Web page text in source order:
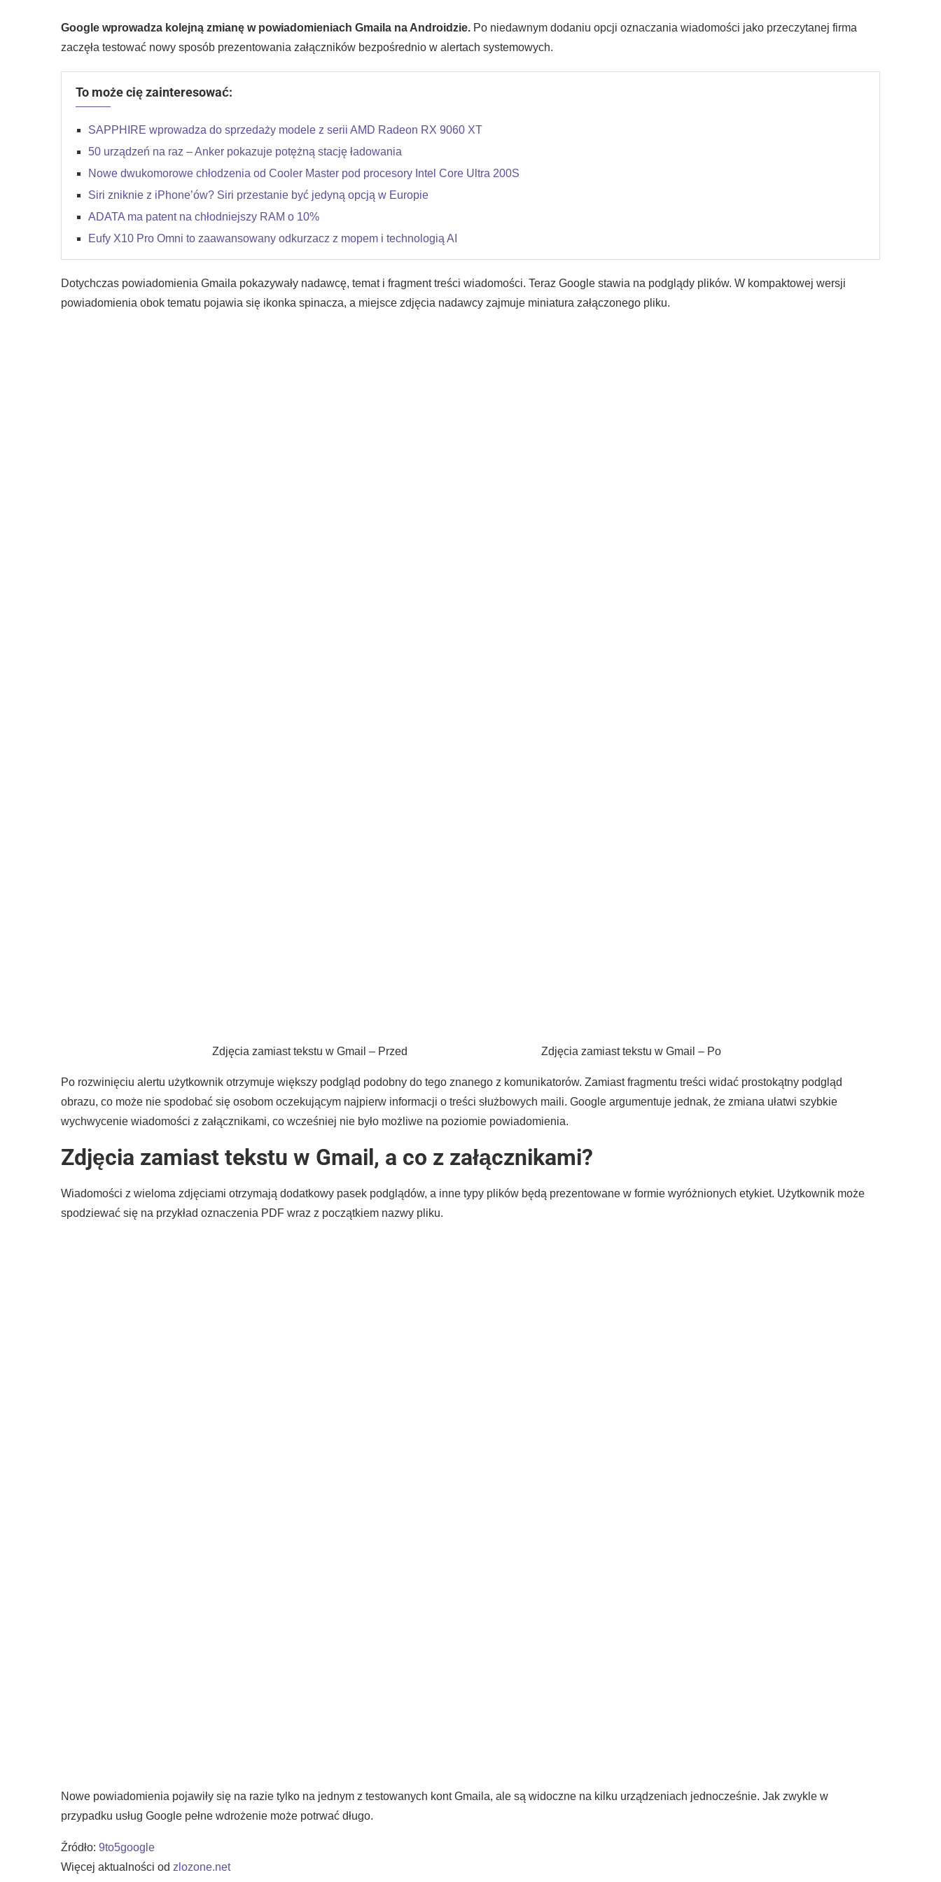
Google wprowadza kolejną zmianę w powiadomieniach Gmaila na Androidzie. Po niedawnym dodaniu opcji oznaczania wiadomości jako przeczytanej firma
zaczęła testować nowy sposób prezentowania załączników bezpośrednio w alertach systemowych.
To może cię zainteresować:
SAPPHIRE wprowadza do sprzedaży modele z serii AMD Radeon RX 9060 XT
50 urządzeń na raz – Anker pokazuje potężną stację ładowania
Nowe dwukomorowe chłodzenia od Cooler Master pod procesory Intel Core Ultra 200S
Siri zniknie z iPhone’ów? Siri przestanie być jedyną opcją w Europie
ADATA ma patent na chłodniejszy RAM o 10%
Eufy X10 Pro Omni to zaawansowany odkurzacz z mopem i technologią AI
Dotychczas powiadomienia Gmaila pokazywały nadawcę, temat i fragment treści wiadomości. Teraz Google stawia na podglądy plików. W kompaktowej wersji
powiadomienia obok tematu pojawia się ikonka spinacza, a miejsce zdjęcia nadawcy zajmuje miniatura załączonego pliku.
Zdjęcia zamiast tekstu w Gmail – Przed Zdjęcia zamiast tekstu w Gmail – Po
Po rozwinięciu alertu użytkownik otrzymuje większy podgląd podobny do tego znanego z komunikatorów. Zamiast fragmentu treści widać prostokątny podgląd
obrazu, co może nie spodobać się osobom oczekującym najpierw informacji o treści służbowych maili. Google argumentuje jednak, że zmiana ułatwi szybkie
wychwycenie wiadomości z załącznikami, co wcześniej nie było możliwe na poziomie powiadomienia.
Zdjęcia zamiast tekstu w Gmail, a co z załącznikami?
Wiadomości z wieloma zdjęciami otrzymają dodatkowy pasek podglądów, a inne typy plików będą prezentowane w formie wyróżnionych etykiet. Użytkownik może
spodziewać się na przykład oznaczenia PDF wraz z początkiem nazwy pliku.
Nowe powiadomienia pojawiły się na razie tylko na jednym z testowanych kont Gmaila, ale są widoczne na kilku urządzeniach jednocześnie. Jak zwykle w
przypadku usług Google pełne wdrożenie może potrwać długo.
Źródło: 9to5google
Więcej aktualności od zlozone.net